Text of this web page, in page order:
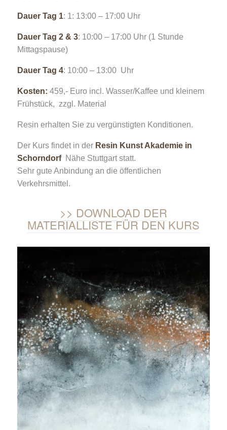
Dauer Tag 1: 1: 13:00 – 17:00 Uhr
Dauer Tag 2 & 3: 10:00 – 17:00 Uhr (1 Stunde
Mittagspause)
Dauer Tag 4: 10:00 – 13:00 Uhr
Kosten: 459,- Euro incl. Wasser/Kaffee und kleinem
Frühstück, zzgl. Material
Resin erhalten Sie zu vergünstigten Konditionen.
Der Kurs findet in der Resin Kunst Akademie in
SchorndorfNähe Stuttgart statt.
Sehr gute Anbindung an die öffentlichen
Verkehrsmittel.
DOWNLOAD DER
MATERIALLISTE FÜR DEN KURS